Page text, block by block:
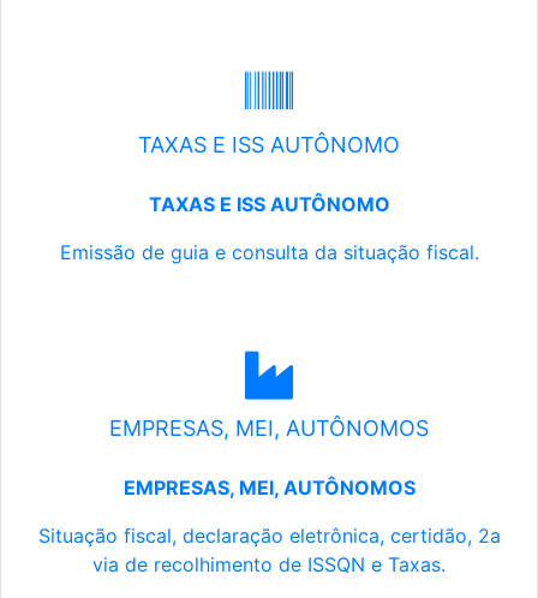
TAXAS E ISS AUTÔNOMO
TAXAS E ISS AUTÔNOMO
Emissão de guia e consulta da situação fiscal.
EMPRESAS, MEI, AUTÔNOMOS
EMPRESAS, MEI, AUTÔNOMOS
Situação fiscal, declaração eletrônica, certidão, 2a
via de recolhimento de ISSQN e Taxas.